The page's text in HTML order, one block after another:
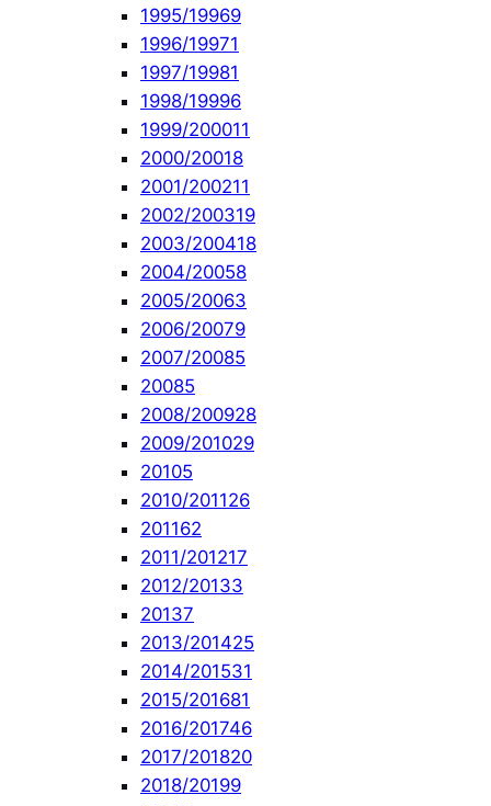
1995/19969
1996/19971
1997/19981
1998/19996
1999/200011
2000/20018
2001/200211
2002/200319
2003/200418
2004/20058
2005/20063
2006/20079
2007/20085
20085
2008/200928
2009/201029
20105
2010/201126
201162
2011/201217
2012/20133
20137
2013/201425
2014/201531
2015/201681
2016/201746
2017/201820
2018/20199